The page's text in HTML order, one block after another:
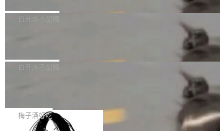
员工参与设立的专项资产管理计划。其中，Dee
获配9...
一个回归问题，该问题导致拉取镜像时会拒绝包
题，该问题可能导致在旧版 Linux 内核...
e 孵化器项目管理委员会（IPMC）投票中获得
P）！这一里程碑不仅标志着 Fluss 迈入新的发
白开水不加糖
长期停止内容更新，未能实现其作为“AI版维基百
提交的编辑请求也长期处于待处理状态。 Groki
pedia 于去年底上线，定位为由人工智能生成内
白开水不加糖
是这样的：配 MessageSource 的 Bean、写 R
eloadableResourceBundleMessageSource、
梅子酒好吃